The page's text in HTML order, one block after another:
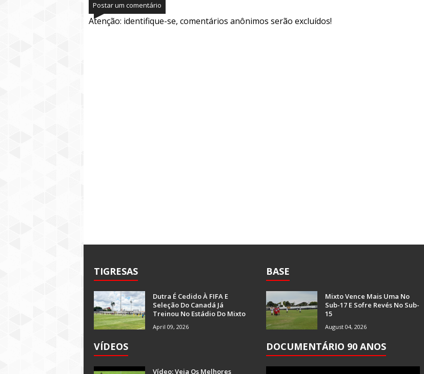
Postar um comentário
Atenção: identifique-se, comentários anônimos serão excluídos!
TIGRESAS
Dutra É Cedido À FIFA E
Seleção Do Canadá Já
Treinou No Estádio Do Mixto
April 09, 2026
VÍDEOS
Vídeo: Veja Os Melhores
BASE
Mixto Vence Mais Uma No
Sub-17 E Sofre Revés No Sub-
15
August 04, 2026
DOCUMENTÁRIO 90 ANOS